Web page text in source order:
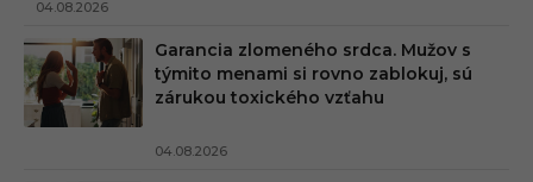
04.08.2026
Garancia zlomeného srdca. Mužov s
týmito menami si rovno zablokuj, sú
zárukou toxického vzťahu
04.08.2026